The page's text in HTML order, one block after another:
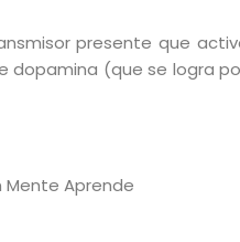
presente que
dopamina (que se logra